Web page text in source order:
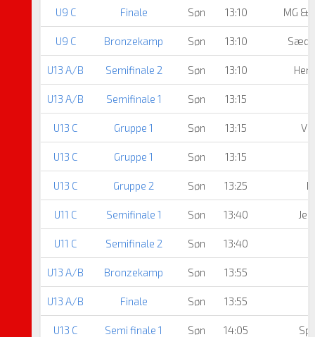
U9 C Finale Søn 13:10 MG &
U9 C Bronzekamp Søn 13:10
U13 A/B Semifinale 2 Søn 13:10
U13 A/B Semifinale 1 Søn 13:15
U13 C Gruppe 1 Søn 13:15
U13 C Gruppe 1 Søn 13:15
U13 C Gruppe 2 Søn 13:25
U11 C Semifinale 1 Søn 13:40
U11 C Semifinale 2 Søn 13:40
U13 A/B Bronzekamp Søn 13:55
U13 A/B Finale Søn 13:55
U13 C Semi finale 1 Søn 14:05